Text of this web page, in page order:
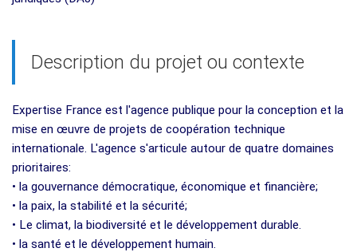
Description du projet ou contexte
Expertise France est l'agence publique pour la conception et la
mise en œuvre de projets de coopération technique
internationale. L'agence s'articule autour de quatre domaines
prioritaires:
• la gouvernance démocratique, économique et financière;
• la paix, la stabilité et la sécurité;
• Le climat, la biodiversité et le développement durable.
• la santé et le développement humain.